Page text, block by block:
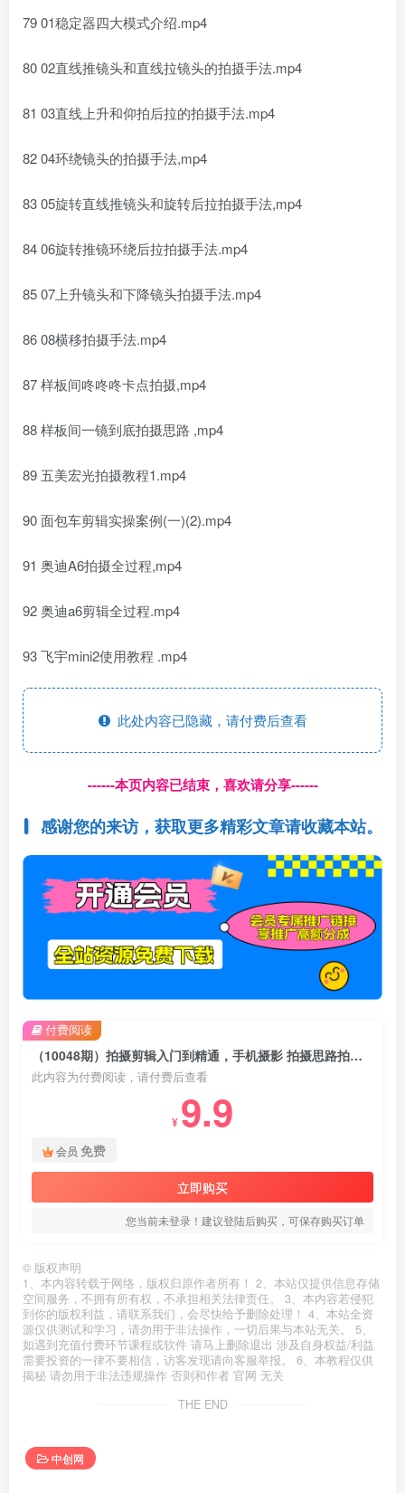
79 01稳定器四大模式介绍.mp4
80 02直线推镜头和直线拉镜头的拍摄手法.mp4
81 03直线上升和仰拍后拉的拍摄手法.mp4
82 04环绕镜头的拍摄手法,mp4
83 05旋转直线推镜头和旋转后拉拍摄手法,mp4
84 06旋转推镜环绕后拉拍摄手法.mp4
85 07上升镜头和下降镜头拍摄手法.mp4
86 08横移拍摄手法.mp4
87 样板间咚咚咚卡点拍摄,mp4
88 样板间一镜到底拍摄思路 ,mp4
89 五美宏光拍摄教程1.mp4
90 面包车剪辑实操案例(一)(2).mp4
91 奥迪A6拍摄全过程,mp4
92 奥迪a6剪辑全过程.mp4
93 飞宇mini2使用教程 .mp4
此处内容已隐藏，请付费后查看
------本页内容已结束，喜欢请分享------
感谢您的来访，获取更多精彩文章请收藏本站。
（10048期）拍摄剪辑入门到精通，手机摄影 拍摄思路拍摄构图 剪辑思维高级调色-92节
此内容为付费阅读，请付费后查看
¥ 9.9
会员 免费
立即购买
您当前未登录！建议登陆后购买，可保存购买订单
付费阅读
© 版权声明
1、本内容转载于网络，版权归原作者所有！ 2、本站仅提供信息存储
空间服务，不拥有所有权，不承担相关法律责任。 3、本内容若侵犯
到你的版权利益，请联系我们，会尽快给予删除处理！ 4、本站全资
源仅供测试和学习，请勿用于非法操作，一切后果与本站无关。 5、
如遇到充值付费环节课程或软件 请马上删除退出 涉及自身权益/利益
需要投资的一律不要相信，访客发现请向客服举报。 6、本教程仅供
揭秘 请勿用于非法违规操作 否则和作者 官网 无关
THE END
中创网